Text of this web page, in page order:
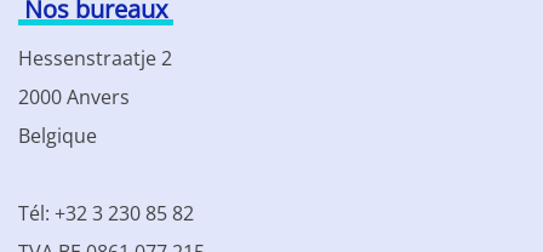
Nos bureaux
Hessenstraatje 2
2000 Anvers
Belgique
Tél: +32 3 230 85 82